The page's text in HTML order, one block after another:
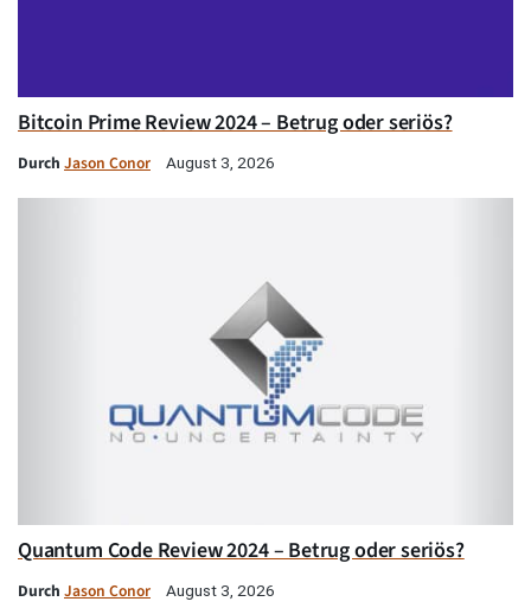
Bitcoin Prime Review 2024 – Betrug oder seriös?
Durch Jason Conor August 3, 2026
Quantum Code Review 2024 – Betrug oder seriös?
Durch Jason Conor August 3, 2026